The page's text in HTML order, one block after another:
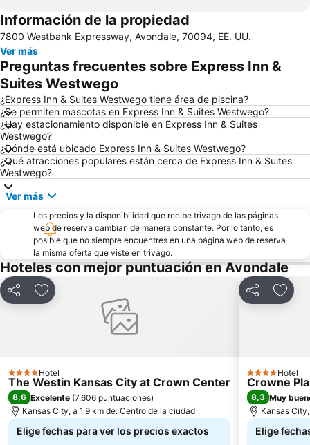
Información de la propiedad
7800 Westbank Expressway, Avondale, 70094, EE. UU.
Ver más
Preguntas frecuentes sobre Express Inn &
Suites Westwego
¿Express Inn & Suites Westwego tiene área de piscina?
¿Se permiten mascotas en Express Inn & Suites Westwego?
¿Hay estacionamiento disponible en Express Inn & Suites
Westwego?
¿Dónde está ubicado Express Inn & Suites Westwego?
¿Qué atracciones populares están cerca de Express Inn & Suites
Westwego?
Ver más
Los precios y la disponibilidad que recibe trivago de las páginas
web de reserva cambian de manera constante. Por lo tanto, es
posible que no siempre encuentres en una página web de reserva
la misma oferta que viste en trivago.
Hoteles con mejor puntuación en Avondale
CompartirAgregar a favoritos
4 Estrellas
Hotel
The Westin Kansas City at Crown Center
8,6 Excelente (7.606 puntuaciones)
Kansas City, a 1.9 km de: Centro de la ciudad
Elige fechas para ver los precios exactos
Compartir
4 Estrellas
Hotel
Crowne
8,3 Muy
Kansas
Elige